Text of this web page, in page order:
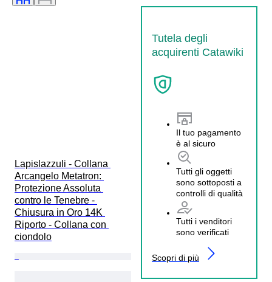
Tutela degli
acquirenti Catawiki
Il tuo pagamento
è al sicuro
Tutti gli oggetti
sono sottoposti a
controlli di qualità
Tutti i venditori
sono verificati
Scopri di più
Lapislazzuli - Collana
Arcangelo Metatron:
Protezione Assoluta
contro le Tenebre -
Chiusura in Oro 14K
Riporto - Collana con
ciondolo